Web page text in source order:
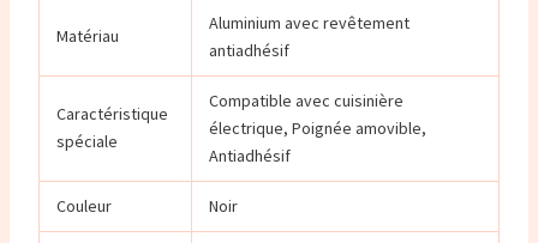
Matériau
Aluminium avec revêtement
antiadhésif
Caractéristique
spéciale
Compatible avec cuisinière
électrique, Poignée amovible,
Antiadhésif
Couleur Noir